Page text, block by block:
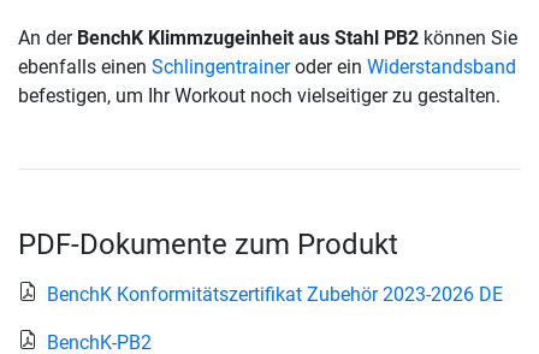
An der BenchK Klimmzugeinheit aus Stahl PB2 können Sie
ebenfalls einen Schlingentraineroder ein Widerstandsband
befestigen, um Ihr Workout noch vielseitiger zu gestalten.
PDF-Dokumente zum Produkt
BenchK Konformitätszertifikat Zubehör 2023-2026 DE
BenchK-PB2